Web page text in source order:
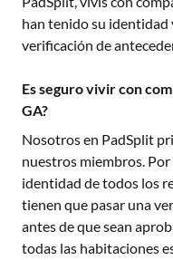
han tenido su identidad
verificación de
Es seguro vivir con
GA?
Nosotros en PadSplit
nuestros miembros.
identidad de todos los
tienen que pasar una
antes de que sean
todas las habitaciones